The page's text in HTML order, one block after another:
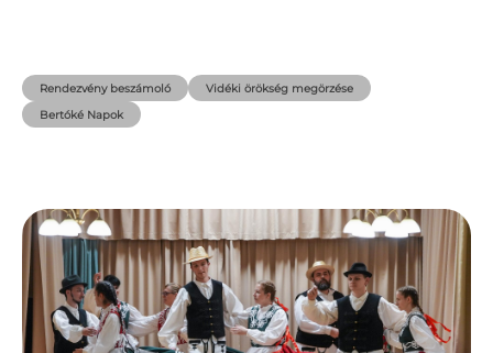
Rendezvény beszámoló
Vidéki örökség megörzése
Bertóké Napok